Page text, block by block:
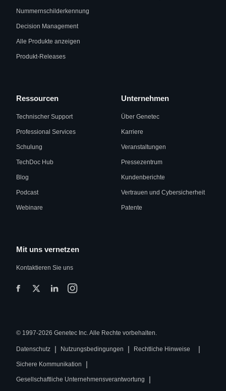
Nummernschilderkennung
Decision Management
Alle Produkte anzeigen
Produkt-Releases
Ressourcen
Technischer Support
Professional Services
Schulung
TechDoc Hub
Blog
Podcast
Webinare
Unternehmen
Über Genetec
Karriere
Veranstaltungen
Pressezentrum
Kundenberichte
Vertrauen und Cybersicherheit
Patente
Mit uns vernetzen
Kontaktieren Sie uns
© 1997-2026 Genetec Inc. Alle Rechte vorbehalten.
Datenschutz | Nutzungsbedingungen | Rechtliche Hinweise |
Sichere Kommunikation |
Gesellschaftliche Unternehmensverantwortung
|